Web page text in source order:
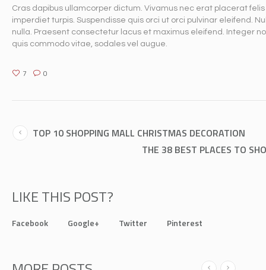
Cras dapibus ullamcorper dictum. Vivamus nec erat placerat
imperdiet turpis. Suspendisse quis orci ut orci pulvinar eleifend.
nulla. Praesent consectetur lacus et maximus eleifend. Integer
quis commodo vitae, sodales vel augue.
7 0
TOP 10 SHOPPING MALL CHRISTMAS DECORATION
THE 38 BEST PLACES TO
LIKE THIS POST?
Facebook Google+ Twitter Pinterest